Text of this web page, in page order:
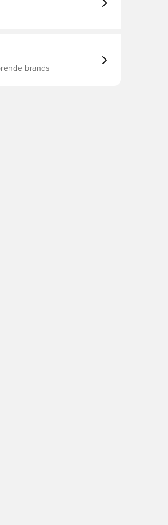
brands